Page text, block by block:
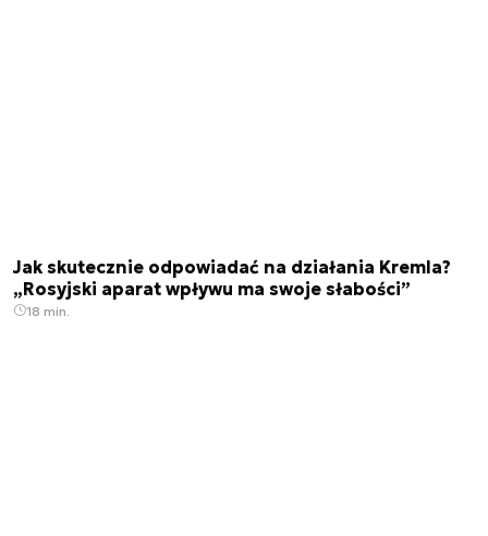
Jak skutecznie odpowiadać na działania Kremla?
„Rosyjski aparat wpływu ma swoje słabości”
18 min.